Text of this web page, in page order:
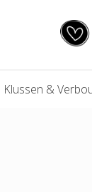
Klussen &